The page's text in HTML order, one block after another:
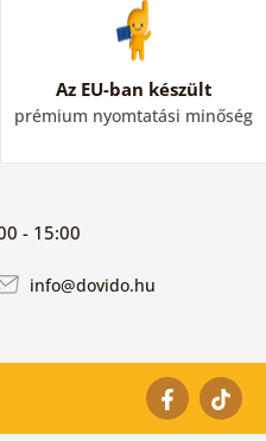
Az EU-ban készült
prémium nyomtatási minőség
- 15:00
info@dovido.hu